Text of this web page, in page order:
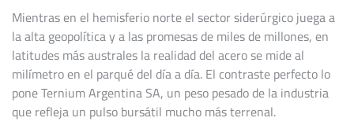
Mientras en el hemisferio norte el sector siderúrgico juega a
la alta geopolítica y a las promesas de miles de millones, en
latitudes más australes la realidad del acero se mide al
milímetro en el parqué del día a día. El contraste perfecto lo
pone Ternium Argentina SA, un peso pesado de la industria
que refleja un pulso bursátil mucho más terrenal.